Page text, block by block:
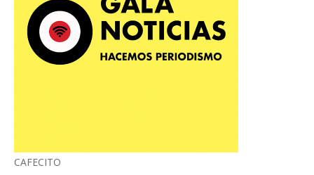
CAFECITO